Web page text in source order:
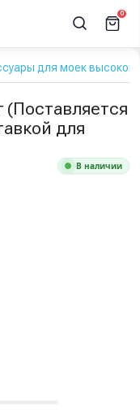
0
для моек
(Поставляется
для
В наличии